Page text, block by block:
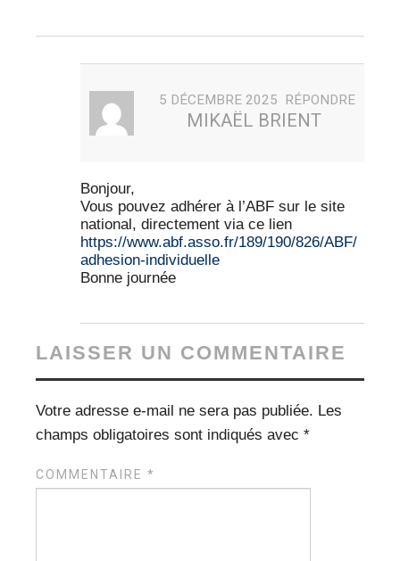
RÉPONDRE
5 DÉCEMBRE 2025
MIKAËL BRIENT
Bonjour,
Vous pouvez adhérer à l’ABF sur le site
national, directement via ce lien
https://www.abf.asso.fr/189/190/826/ABF/
adhesion-individuelle
Bonne journée
LAISSER UN COMMENTAIRE
Votre adresse e-mail ne sera pas publiée. Les
champs obligatoires sont indiqués avec*
COMMENTAIRE*